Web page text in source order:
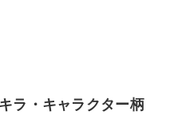
ラ・キャラクター柄